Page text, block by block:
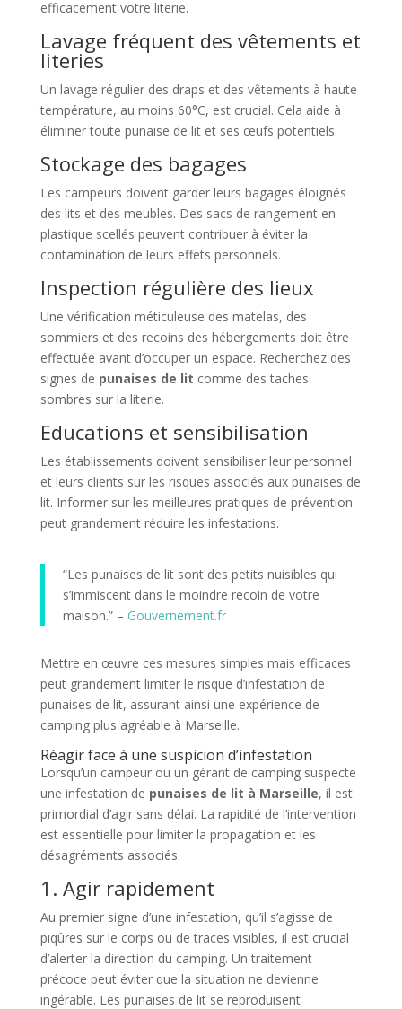
efficacement votre literie.
Lavage fréquent des vêtements et
literies
Un lavage régulier des draps et des vêtements à haute
température, au moins 60°C, est crucial. Cela aide à
éliminer toute punaise de lit et ses œufs potentiels.
Stockage des bagages
Les campeurs doivent garder leurs bagages éloignés
des lits et des meubles. Des sacs de rangement en
plastique scellés peuvent contribuer à éviter la
contamination de leurs effets personnels.
Inspection régulière des lieux
Une vérification méticuleuse des matelas, des
sommiers et des recoins des hébergements doit être
effectuée avant d’occuper un espace. Recherchez des
signes de punaises de lit comme des taches
sombres sur la literie.
Educations et sensibilisation
Les établissements doivent sensibiliser leur personnel
et leurs clients sur les risques associés aux punaises de
lit. Informer sur les meilleures pratiques de prévention
peut grandement réduire les infestations.
“Les punaises de lit sont des petits nuisibles qui
s’immiscent dans le moindre recoin de votre
maison.” – Gouvernement.fr
Mettre en œuvre ces mesures simples mais efficaces
peut grandement limiter le risque d’infestation de
punaises de lit, assurant ainsi une expérience de
camping plus agréable à Marseille.
Réagir face à une suspicion d’infestation
Lorsqu’un campeur ou un gérant de camping suspecte
une infestation de punaises de lit à Marseille, il est
primordial d’agir sans délai. La rapidité de l’intervention
est essentielle pour limiter la propagation et les
désagréments associés.
1. Agir rapidement
Au premier signe d’une infestation, qu’il s’agisse de
piqûres sur le corps ou de traces visibles, il est crucial
d’alerter la direction du camping. Un traitement
précoce peut éviter que la situation ne devienne
ingérable. Les punaises de lit se reproduisent